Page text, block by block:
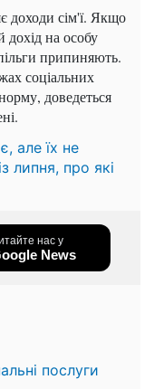
доходи сім'ї. Якщо
дохід на особу
припиняють.
соціальних
доведеться
але їх не
липня, про які
нас у
News
послуги